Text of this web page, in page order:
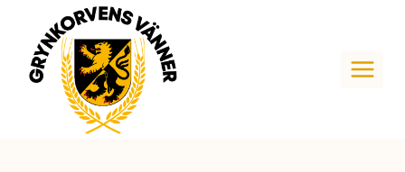
content